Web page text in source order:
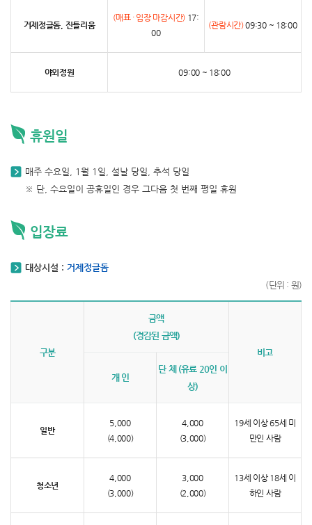
거제정글돔, 진틀리움
(매표 · 입장 마감시간) 17:
00
(관람시간)09:30 ~ 18:00
야외정원 09:00 ~ 18:00
휴원일
매주 수요일, 1월 1일, 설날 당일, 추석 당일
※ 단, 수요일이 공휴일인 경우 그다음 첫 번째 평일 휴원
입장료
대상시설 : 거제정글돔
(단위 : 원)
구분
금액
(경감된 금액)
비고
개 인
단 체 (유료 20인 이
상)
일반
5,000
(4,000)
4,000
(3,000)
19세 이상 65세 미
만인 사람
청소년
4,000
(3,000)
3,000
(2,000)
13세 이상 18세 이
하인 사람